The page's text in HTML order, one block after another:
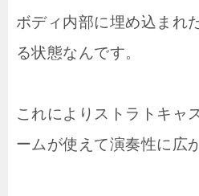
ボディ内部に埋め込まれ
る状態なんです。
これによりストラトキャ
ームが使えて演奏性に広